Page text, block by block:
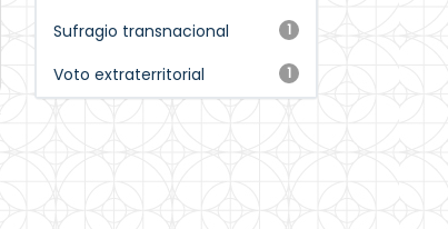
1
Sufragio transnacional
1
Voto extraterritorial